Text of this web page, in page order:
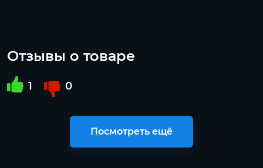
Отзывы о товаре
1 0
Посмотреть ещё